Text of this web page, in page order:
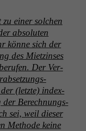
ein­er solchen
absoluten
könne sich der
des Miet­zins­es
Der Ver­
der (let­zte) index­
der Berech­nungs­
sei, weil dieser
Meth­ode keine